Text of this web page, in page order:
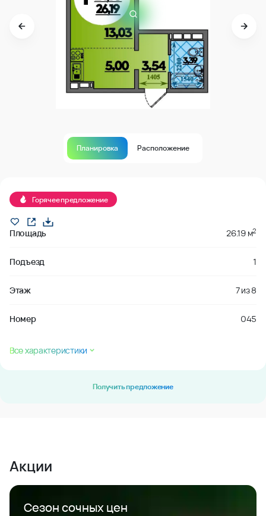
Планировка Расположение
Горячее предложение
Площадь 26.19 м2
Подъезд 1
Этаж 7из8
Номер 045
Все характеристики
Получить предложение
Акции
Сезон сочных цен